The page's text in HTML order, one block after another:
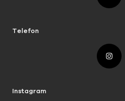
Telefon
Instagram